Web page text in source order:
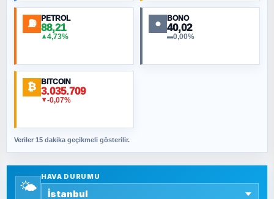
NURETTIN BÖLÜK
ORHAN KILIÇOĞLU
Fahişeye beyinli bir müstevli alçağına
SAVAŞ ŞAHİN
SEYFULLAH ÇİÇEK
⛽ PETROL
88,21
▲4,73%
● BONO
40,02
▬0,00%
₿ BITCOIN
3.035.709
▼-0,07%
Veriler 15 dakika geçikmeli gösterilir.
🌤️
HAVA DURUMU